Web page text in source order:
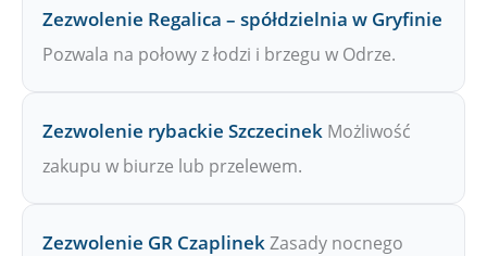
Zezwolenie Regalica – spółdzielnia w Gryfinie
Pozwala na połowy z łodzi i brzegu w Odrze.
Zezwolenie rybackie Szczecinek Możliwość
zakupu w biurze lub przelewem.
Zezwolenie GR CzaplinekZasady nocnego